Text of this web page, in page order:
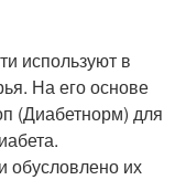
используют в
На его основе
(Диабетнорм) для
обусловлено их